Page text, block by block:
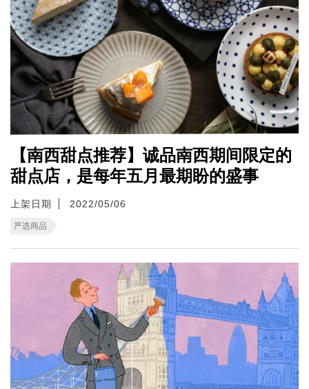
【南西甜点推荐】诚品南西期间限定的
甜点店，是每年五月最期盼的盛事
上架日期 2022/05/06
严选商品